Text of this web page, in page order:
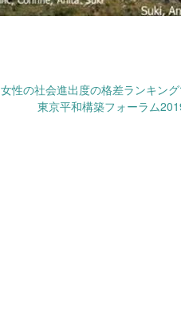
女性の社会進出度の格差ランキン
東京平和構築フォーラム